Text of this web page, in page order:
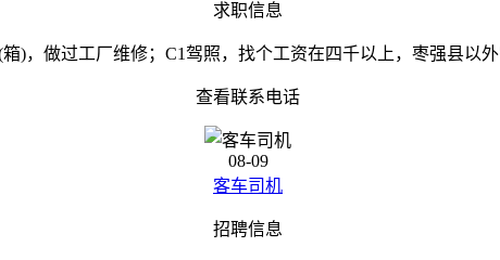
求职信息
)，做过工厂维修；C1驾照，找个工资在四千以上，枣强县以
查看联系电话
08-09
客车司机
招聘信息